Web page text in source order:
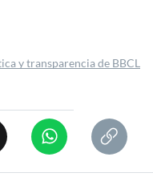
y transparencia de BBCL